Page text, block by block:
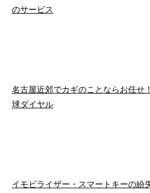
のサービス
名古屋近郊でカギのことならお任
球ダイヤル
イモビライザー・スマートキーの紛